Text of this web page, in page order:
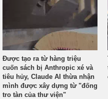
Được tạo ra từ hàng triệu
cuốn sách bị Anthropic xé và
tiêu hủy, Claude AI thừa nhận
mình được xây dựng từ "đống
tro tàn của thư viện"